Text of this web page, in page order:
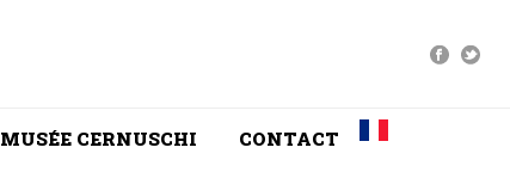
CERNUSCHI CONTACT